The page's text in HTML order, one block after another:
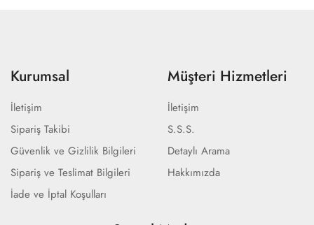
Kurumsal
İletişim
Sipariş Takibi
Güvenlik ve Gizlilik Bilgileri
Sipariş ve Teslimat Bilgileri
İade ve İptal Koşulları
Müşteri Hizmetleri
İletişim
S.S.S.
Detaylı Arama
Hakkımızda